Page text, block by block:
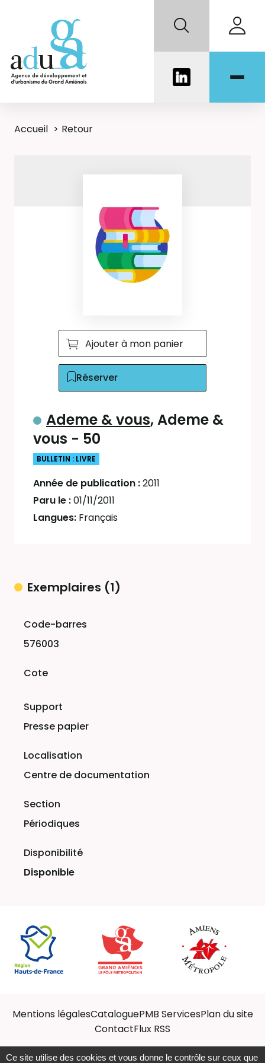
Accueil Retour
Ajouter à mon panier
Réserver
Ademe & vous, Ademe &
vous - 50
BULLETIN : LIVRE
Année de publication :2011
Paru le :01/11/2011
Langues: Français
Exemplaires (1)
576003
Presse papier
Centre de documentation
Périodiques
Disponible
Mentions légalesCataloguePMB ServicesPlan du site
ContactFlux RSS
Ce site utilise des cookies et vous donne le contrôle sur ceux que